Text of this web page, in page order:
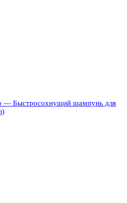
— Быстросохнущий шампунь для